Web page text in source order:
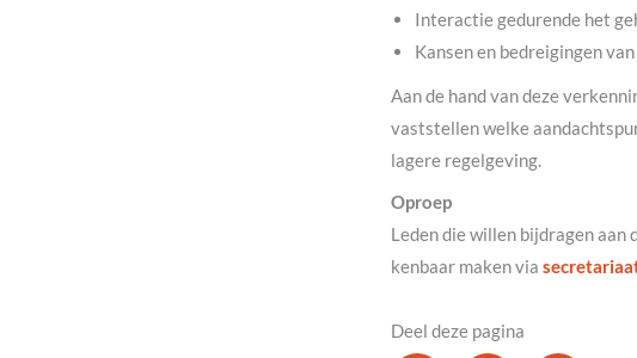
Interactie gedurende het
Kansen en bedreigingen
Aan de hand van deze
vaststellen welke
lagere regelgeving.
Oproep
Leden die willen bijdragen
kenbaar maken via
Deel deze pagina